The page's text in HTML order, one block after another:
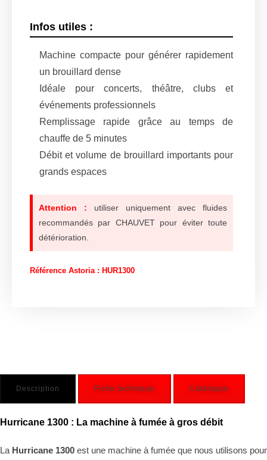
Infos utiles :
Machine compacte pour générer rapidement
un brouillard dense
Idéale pour concerts, théâtre, clubs et
événements professionnels
Remplissage rapide grâce au temps de
chauffe de 5 minutes
Débit et volume de brouillard importants pour
grands espaces
Attention : utiliser uniquement avec fluides
recommandés par CHAUVET pour éviter toute
détérioration.
Référence Astoria : HUR1300
Description Fiche technique Catalogue
Hurricane 1300 : La machine à fumée à gros débit
La Hurricane 1300 est une machine à fumée que nous utilisons pour